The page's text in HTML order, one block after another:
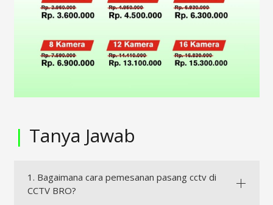
| Tanya Jawab
1. Bagaimana cara pemesanan pasang cctv di
CCTV BRO?